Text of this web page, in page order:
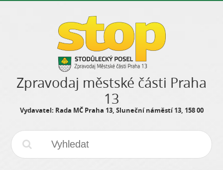
Zpravodaj městské části Praha
13
Vydavatel: Rada MČ Praha 13, Sluneční náměstí 13, 158 00